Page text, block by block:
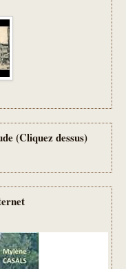
(Cliquez dessus)